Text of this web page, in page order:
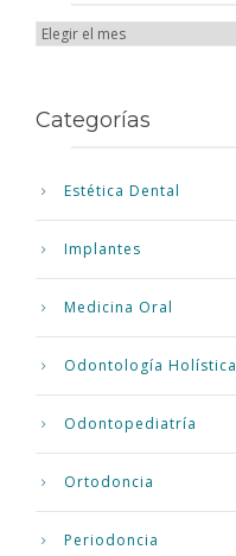
Categorías
Estética Dental
Implantes
Medicina Oral
Odontología Holística
Odontopediatría
Ortodoncia
Periodoncia